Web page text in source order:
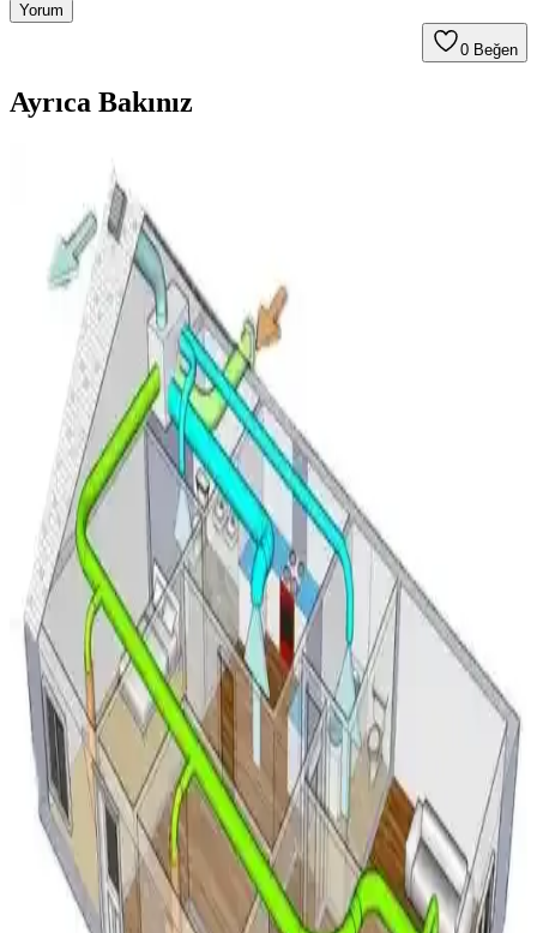
Yorum
0 Beğen
Ayrıca Bakınız
Klima Bobinlerinde Buz Oluşumu: Nedenleri,
Normal ve Anormal Durumlar ile Çözümler
Klima bobinlerinde buz oluşumu, düşük sıcaklık ve yüksek nem
koşullarında sık görülür. Bu durumun nedenleri, normal ve anormal
halleri ile çözüm önerileri detaylı şekilde incelenmiştir.
Mini Split Klima Arızalarında Elektriksel Kontroller
ve Sorun Giderme Yöntemleri
Mini split klima arızalarında elektriksel bağlantılar, voltaj ölçümleri,
anakart ve uzaktan kumanda kontrolleri detaylı şekilde ele alınarak
sorunların doğru tespiti ve giderilmesi anlatılmaktadır.
Mitsubishi Split Klima Sistemlerinde Su Sızıntısı
Nedenleri ve Çözüm Yöntemleri
Mitsubishi split klima sistemlerinde su sızıntısı genellikle drenaj
tepsisindeki çatlaklardan kaynaklanır. Buzlanma, malzeme
yorgunluğu ve montaj hataları su sızıntısına yol açabilir. Drenaj hattı
kontrolü ve tepsi onarımı önemlidir.
1965 Westinghouse PTAC Klima Ünitesi: Teknik
Özellikler ve Dayanıklılık İncelemesi
1965 Westinghouse PTAC klima ünitesi, 9000 BTU kapasite ve
11.2 EER verimlilikle dayanıklılığı ve reciprocating kompresör
teknolojisiyle öne çıkıyor. Mekanik olarak sağlam ancak kozmetik
hasarlı.
Mini Split Klima Dış Ünite Montajında Duvar ve
Zemin Tercihleri ve Dikkat Edilmesi Gerekenler